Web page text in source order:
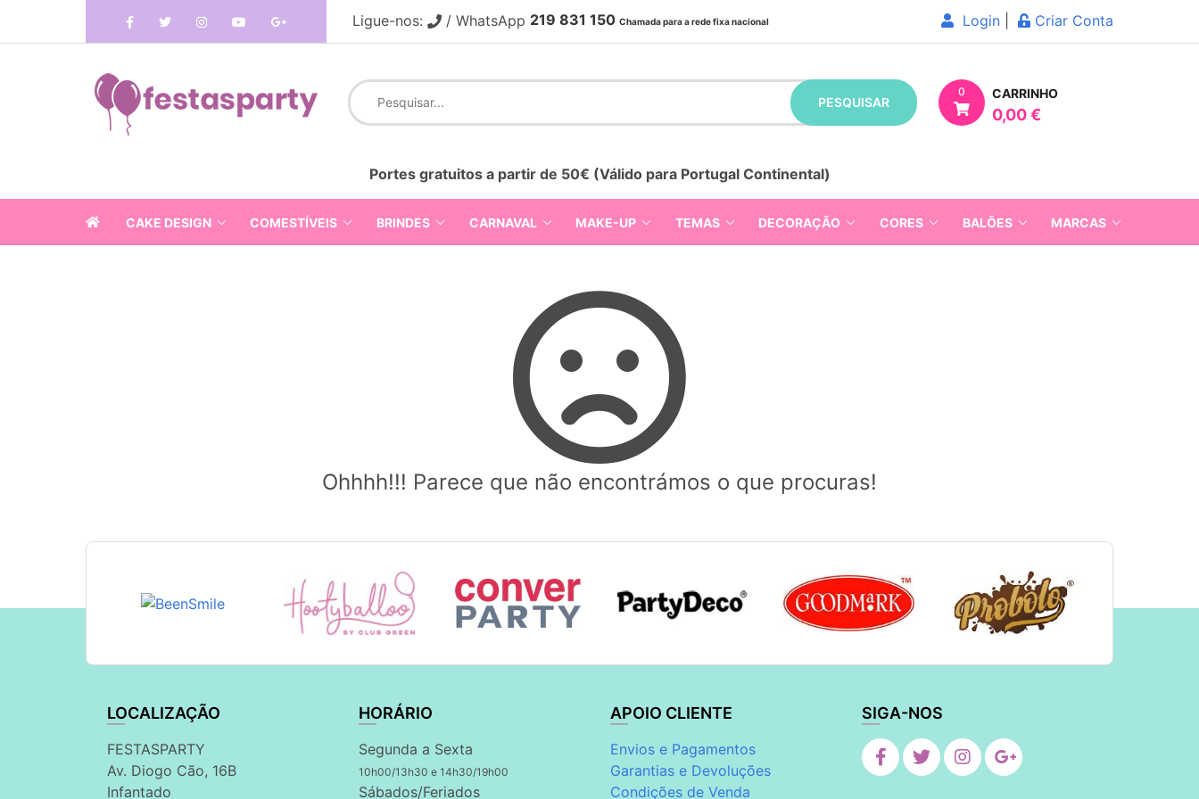
Ligue-nos: / WhatsApp 219 831 150 Chamada para a rede fixa nacional Login Criar Conta
PESQUISAR
0 CARRINHO
0,00 €
Portes gratuitos a partir de 50€ (Válido para Portugal Continental)
CAKE DESIGN COMESTÍVEIS BRINDES CARNAVAL MAKE-UP TEMAS DECORAÇÃO CORES BALÕES MARCAS
Ohhhh!!! Parece que não encontrámos o que procuras!
LOCALIZAÇÃO
FESTASPARTY
Av. Diogo Cão, 16B
Infantado
HORÁRIO
Segunda a Sexta
10h00/13h30 e 14h30/19h00
Sábados/Feriados
APOIO CLIENTE
Envios e Pagamentos
Garantias e Devoluções
Condições de Venda
SIGA-NOS